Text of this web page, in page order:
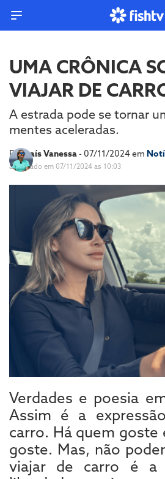
UMA CRÔNICA
VIAJAR DE
A estrada pode se tornar
mentes aceleradas.
PorLaís Vanessa- 07/11/2024 em
atualizado em 07/11/2024 as 10:03
Verdades e poesia
Assim é a
carro. Há quem goste
goste. Mas, não
viajar de carro é a